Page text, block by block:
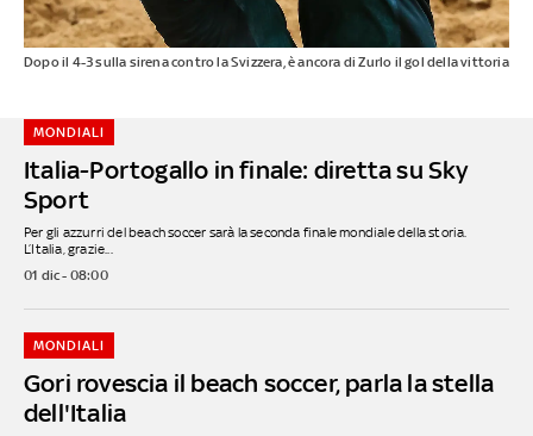
Dopo il 4-3 sulla sirena contro la Svizzera, è ancora di Zurlo il gol della vittoria
Italia-Portogallo in finale: diretta su Sky
Sport
MONDIALI
Per gli azzurri del beach soccer sarà la seconda finale mondiale della storia.
L’Italia, grazie...
01 dic - 08:00
Gori rovescia il beach soccer, parla la stella
dell'Italia
MONDIALI